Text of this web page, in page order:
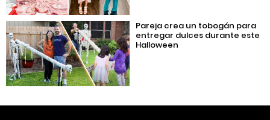
Pareja crea un tobogán para
entregar dulces durante este
Halloween